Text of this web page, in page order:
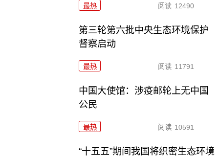
最热 阅读 12490
第三轮第六批中央生态环境保护
督察启动
最热 阅读 11791
中国大使馆：涉疫邮轮上无中国
公民
最热 阅读 10591
“十五五”期间我国将织密生态环境